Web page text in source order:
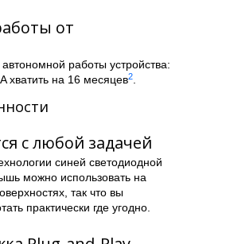
от
работы устройства:
хватить на 16 месяцев2.
с любой задачей
синей светодиодной
можно использовать на
так что вы
практически где угодно.